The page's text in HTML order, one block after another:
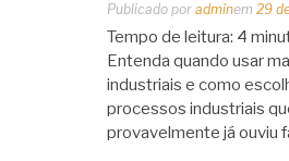
Publicado por adminem 29
Tempo de leitura: 4
Entenda quando usar
industriais e como
processos industriais
provavelmente já ouviu